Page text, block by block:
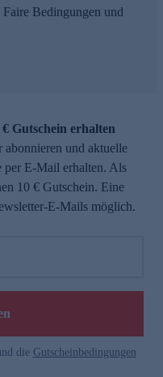
Bedingungen und
Gutschein erhalten
und aktuelle
per E-Mail erhalten. Als
10 € Gutschein. Eine
E-Mails möglich.
die Gutscheinbedingungen